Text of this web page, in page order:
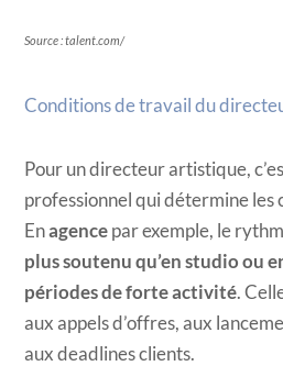
Source :talent.com/
Conditions de travail du
Pour un directeur artistique,
professionnel qui détermine les
Enagence par exemple, le
plus soutenu qu’en studio ou
périodes de forte activité.
aux appels d’offres, aux
aux deadlines clients.